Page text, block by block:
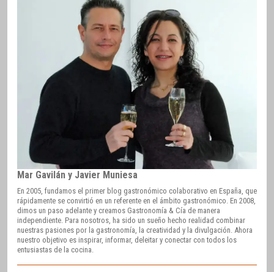
Mar Gavilán y Javier Muniesa
En 2005, fundamos el primer blog gastronómico colaborativo en España, que
rápidamente se convirtió en un referente en el ámbito gastronómico. En 2008,
dimos un paso adelante y creamos Gastronomía & Cía de manera
independiente. Para nosotros, ha sido un sueño hecho realidad combinar
nuestras pasiones por la gastronomía, la creatividad y la divulgación. Ahora
nuestro objetivo es inspirar, informar, deleitar y conectar con todos los
entusiastas de la cocina.